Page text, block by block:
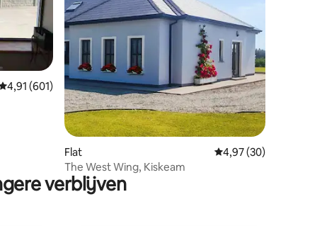
beoordeling van 4,91 op 5, 601 recensies
4,91 (601)
Flat Gemiddelde
4,97 (30)
The West Wing, Kiskeam
verblijven